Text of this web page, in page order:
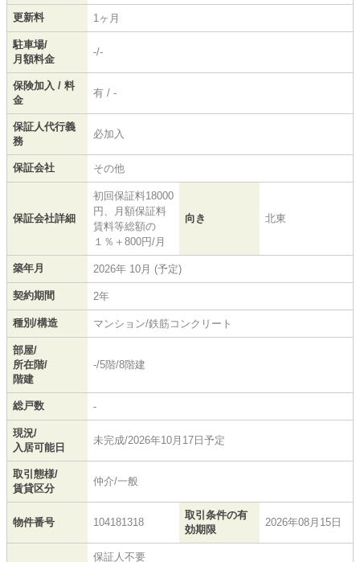
更新料 1ヶ月
駐車場/
月額料金
-/-
保険加入 / 料
金
有 / -
保証人代行義
務
必加入
保証会社 その他
保証会社詳細
初回保証料18000
円、月額保証料
賃料等総額の
１％＋800円/月
向き 北東
築年月 2026年 10月 (予定)
契約期間 2年
種別/構造 マンション/鉄筋コンクリート
部屋/
所在階/
階建
-/5階/8階建
総戸数 -
現況/
入居可能日
未完成/2026年10月17日予定
取引態様/
賃貸区分
仲介/一般
物件番号 104181318
取引条件の有
効期限
2026年08月15日
保証人不要